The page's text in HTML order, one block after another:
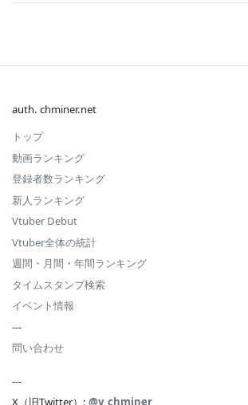
auth. chminer.net
トップ
動画ランキング
登録者数ランキング
新人ランキング
Vtuber Debut
Vtuber全体の統計
週間・月間・年間ランキング
タイムスタンプ検索
イベント情報
---
問い合わせ
---
X（旧Twitter）: @v_chminer